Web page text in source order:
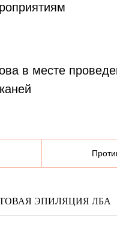
в месте
ЭПИЛЯЦИЯ ЛБА